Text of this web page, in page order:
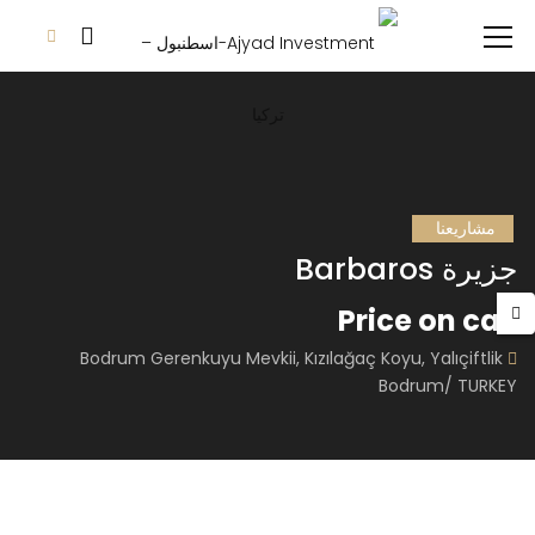
مشاريعنا
جزيرة Barbaros
Price on call
Bodrum Gerenkuyu Mevkii, Kızılağaç Koyu, Yalıçiftlik
Bodrum/ TURKEY